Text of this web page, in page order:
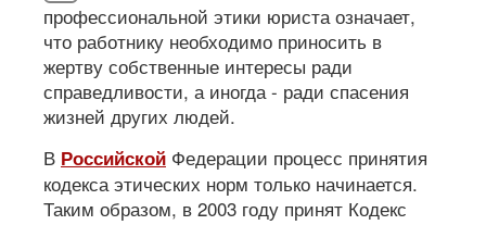
профессиональной этики юриста означает,
что работнику необходимо приносить в
жертву собственные интересы ради
справедливости, а иногда - ради спасения
жизней других людей.
В Российской Федерации процесс принятия
кодекса этических норм только начинается.
Таким образом, в 2003 году принят Кодекс